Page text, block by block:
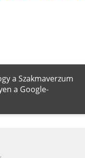
a Szakmaverzum
a Google-